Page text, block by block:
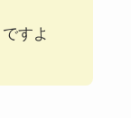
すよ